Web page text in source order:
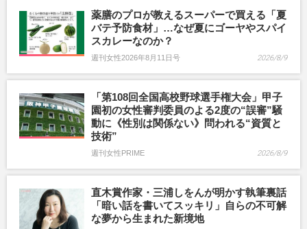
薬膳のプロが教えるスーパーで買える「夏
バテ予防食材」…なぜ夏にゴーヤやスパイ
スカレーなのか？
週刊女性2026年8月11日号 2026/8/9
「第108回全国高校野球選手権大会」甲子
園初の女性審判委員のよる2度の“誤審”騒
動に《性別は関係ない》問われる“資質と
技術”
週刊女性PRIME 2026/8/9
直木賞作家・三浦しをんが明かす執筆裏話
「暗い話を書いてスッキリ」自らの不可解
な夢から生まれた新境地